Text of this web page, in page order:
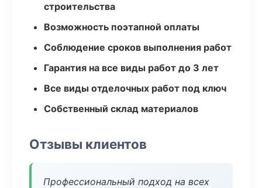
строительства
Возможность поэтапной оплаты
Соблюдение сроков выполнения работ
Гарантия на все виды работ до 3 лет
Все виды отделочных работ под ключ
Собственный склад материалов
Отзывы клиентов
Профессиональный подход на всех